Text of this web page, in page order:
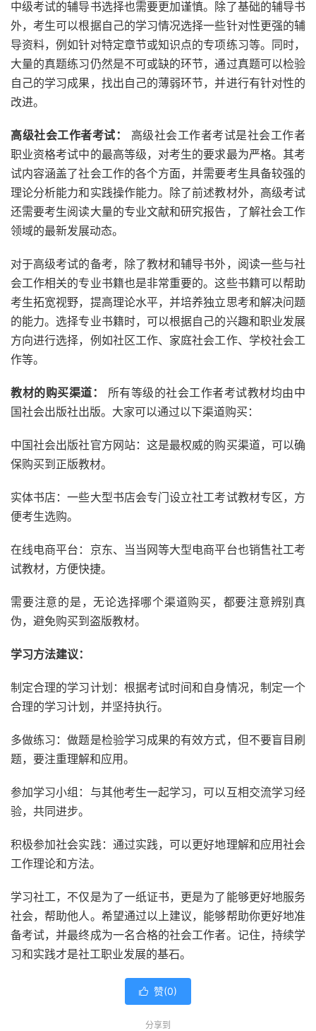
中级考试的辅导书选择也需要更加谨慎。除了基础的辅导书
外，考生可以根据自己的学习情况选择一些针对性更强的辅
导资料，例如针对特定章节或知识点的专项练习等。同时，
大量的真题练习仍然是不可或缺的环节，通过真题可以检验
自己的学习成果，找出自己的薄弱环节，并进行有针对性的
改进。
高级社会工作者考试：
高级社会工作者考试是社会工作者
职业资格考试中的最高等级，对考生的要求最为严格。其考
试内容涵盖了社会工作的各个方面，并需要考生具备较强的
理论分析能力和实践操作能力。除了前述教材外，高级考试
还需要考生阅读大量的专业文献和研究报告，了解社会工作
领域的最新发展动态。
对于高级考试的备考，除了教材和辅导书外，阅读一些与社
会工作相关的专业书籍也是非常重要的。这些书籍可以帮助
考生拓宽视野，提高理论水平，并培养独立思考和解决问题
的能力。选择专业书籍时，可以根据自己的兴趣和职业发展
方向进行选择，例如社区工作、家庭社会工作、学校社会工
作等。
教材的购买渠道：
所有等级的社会工作者考试教材均由中
国社会出版社出版。大家可以通过以下渠道购买：
中国社会出版社官方网站：这是最权威的购买渠道，可以确
保购买到正版教材。
实体书店：一些大型书店会专门设立社工考试教材专区，方
便考生选购。
在线电商平台：京东、当当网等大型电商平台也销售社工考
试教材，方便快捷。
需要注意的是，无论选择哪个渠道购买，都要注意辨别真
伪，避免购买到盗版教材。
学习方法建议：
制定合理的学习计划：根据考试时间和自身情况，制定一个
合理的学习计划，并坚持执行。
多做练习：做题是检验学习成果的有效方式，但不要盲目刷
题，要注重理解和应用。
参加学习小组：与其他考生一起学习，可以互相交流学习经
验，共同进步。
积极参加社会实践：通过实践，可以更好地理解和应用社会
工作理论和方法。
学习社工，不仅是为了一纸证书，更是为了能够更好地服务
社会，帮助他人。希望通过以上建议，能够帮助你更好地准
备考试，并最终成为一名合格的社会工作者。记住，持续学
习和实践才是社工职业发展的基石。
 赞(0)
分享到